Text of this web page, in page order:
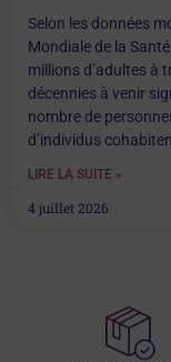
Selon les données
Mondiale de la
millions d’adultes à
décennies à venir
nombre de
d’individus
LIRE LA SUITE »
4 juillet 2026